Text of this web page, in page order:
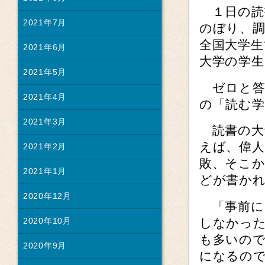
１日の読
のぼり、
全国大学
大学の学
ゼロと答
の「読む
読書の大
えば、偉
敗、そこ
どが書か
「事前に
しなかっ
も多いの
になるの
2021年7月
2021年6月
2021年5月
2021年4月
2021年3月
2021年2月
2021年1月
2020年12月
2020年10月
2020年9月